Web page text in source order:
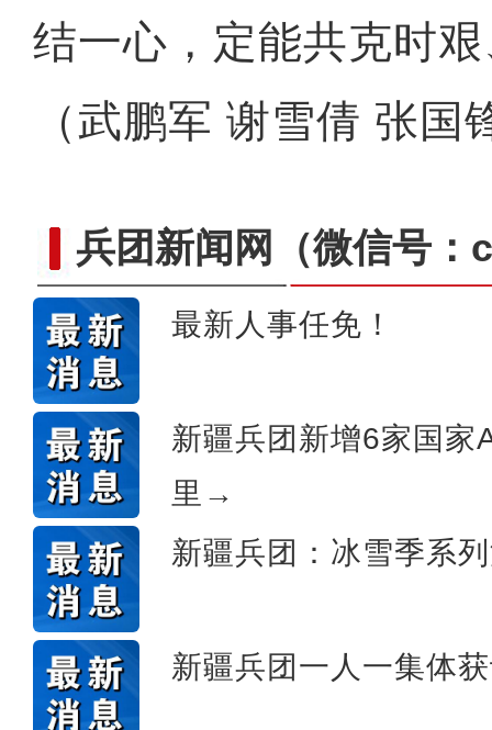
结一心，定能共克时
（武鹏军 谢雪倩 张国
兵团新闻网 （微信号
最新人事任免！
新疆兵团新增6家国家
里→
新疆兵团：冰雪季系
新疆兵团一人一集体